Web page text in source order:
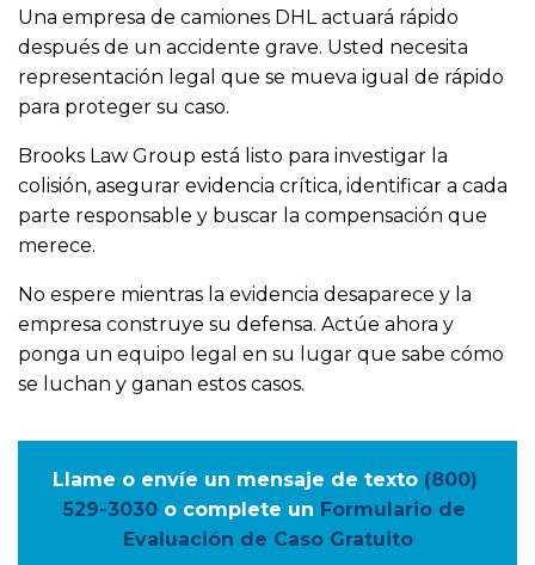
Una empresa de camiones DHL actuará rápido
después de un accidente grave. Usted necesita
representación legal que se mueva igual de rápido
para proteger su caso.
Brooks Law Group está listo para investigar la
colisión, asegurar evidencia crítica, identificar a cada
parte responsable y buscar la compensación que
merece.
No espere mientras la evidencia desaparece y la
empresa construye su defensa. Actúe ahora y
ponga un equipo legal en su lugar que sabe cómo
se luchan y ganan estos casos.
Llame o envíe un mensaje de texto (800)
529-3030 o complete un Formulario de
Evaluación de Caso Gratuito